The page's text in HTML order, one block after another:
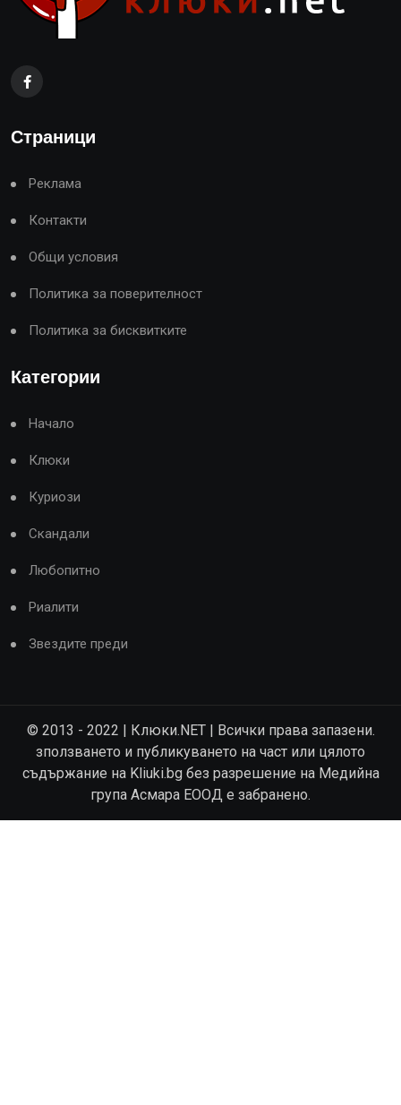
Страници
Реклама
Контакти
Общи условия
Политика за поверителност
Политика за бисквитките
Категории
Начало
Клюки
Куриози
Скандали
Любопитно
Риалити
Звездите преди
© 2013 - 2022 | Клюки.NET | Всички права запазени.
зползването и публикуването на част или цялото
съдържание на Kliuki.bg без разрешение на Медийна
група Асмара ЕООД е забранено.